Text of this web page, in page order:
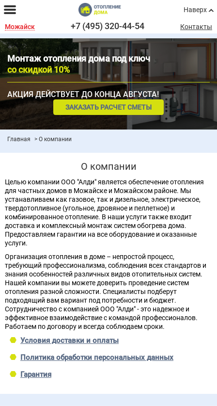
Наверх
Можайск +7 (495) 320-44-54 Контакты
Монтаж отопления дома под ключ
со скидкой 10%
АКЦИЯ ДЕЙСТВУЕТ ДО КОНЦА АВГУСТА!
ЗАКАЗАТЬ РАСЧЕТ СМЕТЫ
Главная О компании
О компании
Целью компании ООО "Алди" является обеспечение отопления
для частных домов в Можайске и Можайском районе. Мы
устанавливаем как газовое, так и дизельное, электрическое,
твердотопливное (угольное, дровяное и пеллетное) и
комбинированное отопление. В наши услуги также входит
доставка и комплексный монтаж систем обогрева дома.
Предоставляем гарантии на все оборудование и оказанные
услуги.
Организация отопления в доме – непростой процесс,
требующий профессионализма, соблюдения всех стандартов и
знания особенностей различных видов отопительных систем.
Нашей компании вы можете доверить проведение систем
отопления разной сложности. Специалисты подберут
подходящий вам вариант под потребности и бюджет.
Сотрудничество с компанией ООО "Алди" - это надежное и
эффективное взаимодействие с командой профессионалов.
Работаем по договору и всегда соблюдаем сроки.
Условия доставки и оплаты
Политика обработки персональных данных
Гарантия